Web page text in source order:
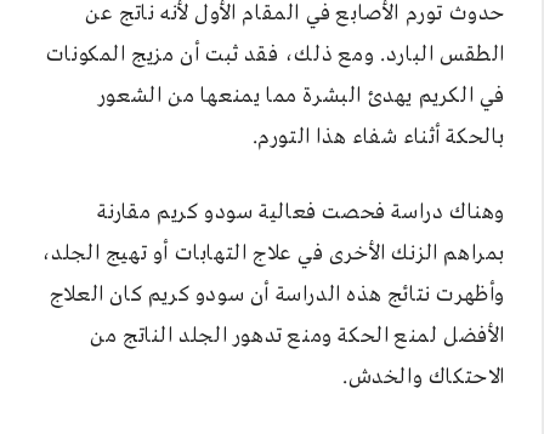
حدوث تورم الأصابع في المقام الأول لأنه ناتج عن
الطقس البارد. ومع ذلك، فقد ثبت أن مزيج المكونات
في الكريم يهدئ البشرة مما يمنعها من الشعور
بالحكة أثناء شفاء هذا التورم.
وهناك دراسة فحصت فعالية سودو كريم مقارنة
بمراهم الزنك الأخرى في علاج التهابات أو تهيج الجلد،
وأظهرت نتائج هذه الدراسة أن سودو كريم كان العلاج
الأفضل لمنع الحكة ومنع تدهور الجلد الناتج من
الاحتكاك والخدش.